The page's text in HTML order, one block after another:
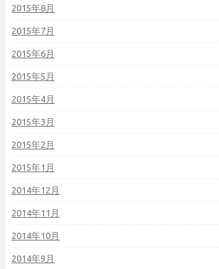
2015年8月
2015年7月
2015年6月
2015年5月
2015年4月
2015年3月
2015年2月
2015年1月
2014年12月
2014年11月
2014年10月
2014年9月